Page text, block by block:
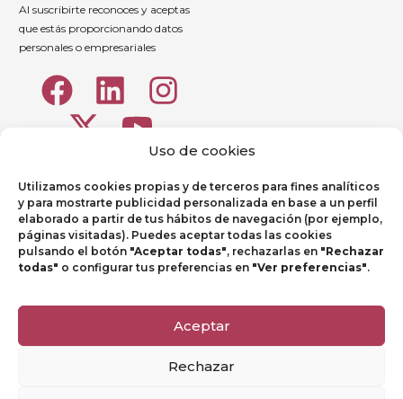
Uso de cookies
Utilizamos cookies propias y de terceros para fines analíticos
y para mostrarte publicidad personalizada en base a un perfil
elaborado a partir de tus hábitos de navegación (por ejemplo,
páginas visitadas). Puedes aceptar todas las cookies
pulsando el botón "Aceptar todas", rechazarlas en "Rechazar
todas" o configurar tus preferencias en "Ver preferencias".
Aceptar
Rechazar
Al suscribirte reconoces y aceptas
que estás proporcionando datos
personales o empresariales
Aviso legal
Política de Privacidad
Política de Cookies